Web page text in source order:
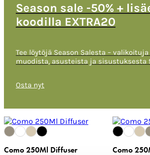
Season sale -50% +
koodilla EXTRA20
Tee löytöjä Season Salesta –
muodista, asusteista ja sisustuksesta
Osta nyt
Como 250Ml Diffuser Como